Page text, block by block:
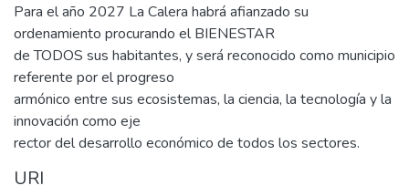
Para el año 2027 La Calera habrá afianzado su
ordenamiento procurando el BIENESTAR
de TODOS sus habitantes, y será reconocido como municipio
referente por el progreso
armónico entre sus ecosistemas, la ciencia, la tecnología y la
innovación como eje
rector del desarrollo económico de todos los sectores.
URI